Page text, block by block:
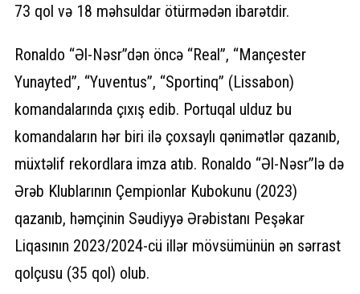
73 qol və 18 məhsuldar ötürmədən ibarətdir.
Ronaldo “Əl-Nəsr”dən öncə “Real”, “Mançester
Yunayted”, “Yuventus”, “Sportinq” (Lissabon)
komandalarında çıxış edib. Portuqal ulduz bu
komandaların hər biri ilə çoxsaylı qənimətlər qazanıb,
müxtəlif rekordlara imza atıb. Ronaldo “Əl-Nəsr”lə də
Ərəb Klublarının Çempionlar Kubokunu (2023)
qazanıb, həmçinin Səudiyyə Ərəbistanı Peşəkar
Liqasının 2023/2024-cü illər mövsümünün ən sərrast
qolçusu (35 qol) olub.